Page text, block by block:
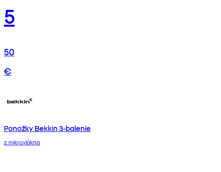
5
50
€
Ponožky Bekkin 3-balenie
z mikrovlákna